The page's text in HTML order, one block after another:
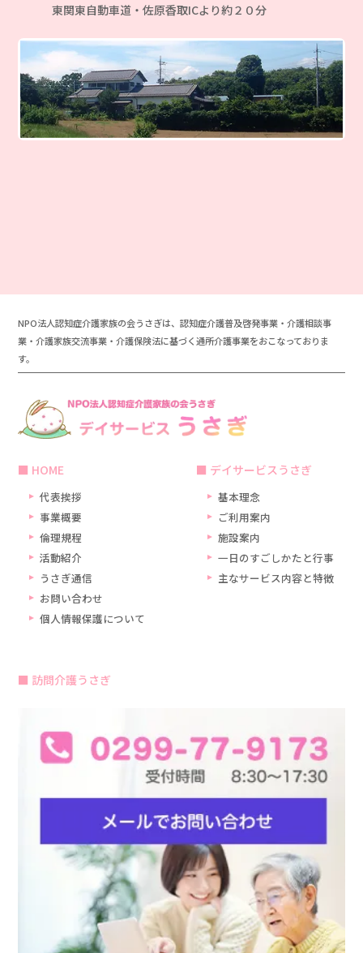
東関東自動車道・佐原香取ICより約２０分
NPO法人認知症介護家族の会うさぎは、認知症介護普及啓発事業・介護相談事
業・介護家族交流事業・介護保険法に基づく通所介護事業をおこなっておりま
す。
HOME
代表挨拶
事業概要
倫理規程
活動紹介
うさぎ通信
お問い合わせ
個人情報保護について
デイサービスうさぎ
基本理念
ご利用案内
施設案内
一日のすごしかたと行事
主なサービス内容と特徴
訪問介護うさぎ